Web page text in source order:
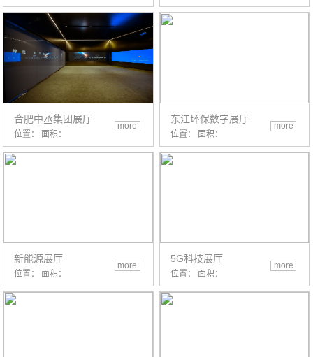
合肥中丞集团展厅
位置： 面积：
more
东江环保数字展厅
位置： 面积：
more
新能源展厅
位置： 面积：
more
5G科技展厅
位置： 面积：
more